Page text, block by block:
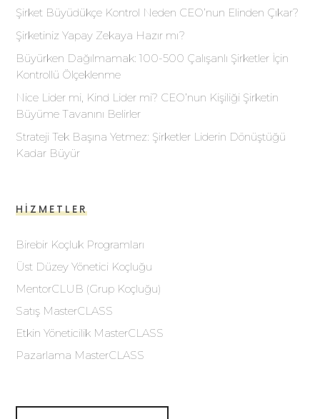
Şirket Büyüdükçe Kontrol Neden CEO’nun Elinden Çıkar?
Şirketiniz Yapay Zekaya Hazır mı?
Büyürken Dağılmamak: 100-500 Çalışanlı Şirketler İçin
Kontrollü Ölçeklenme
Nice Lider mi, Kind Lider mi? CEO’nun Kişiliği Şirketin
Büyüme Tavanını Belirler
Strateji Tek Başına Yetmez: Şirketler Liderin Dönüştüğü
Kadar Büyür
HIZMETLER
Birebir Koçluk Programları
Üst Düzey Yönetici Koçluğu
MentorCLUB (Grup Koçluğu)
Satış MasterCLASS
Etkin Yöneticilik MasterCLASS
Pazarlama MasterCLASS